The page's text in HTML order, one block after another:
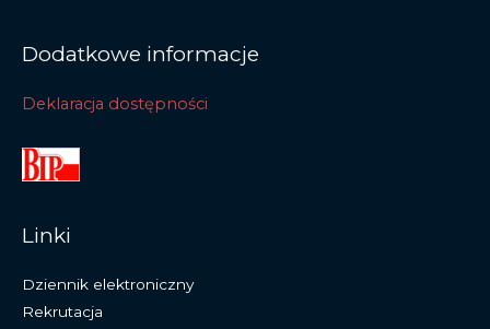
Dodatkowe informacje
Deklaracja dostępności
Linki
Dziennik elektroniczny
Rekrutacja